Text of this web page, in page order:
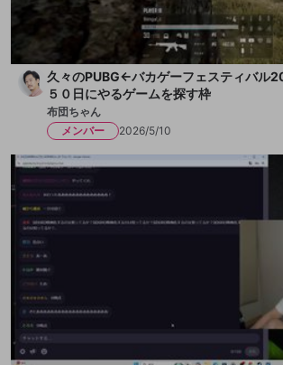
久々のPUBG←バカゲーフェスティバル
５０日にやるゲームを探す枠
布団ちゃん
メンバー
2026/5/10